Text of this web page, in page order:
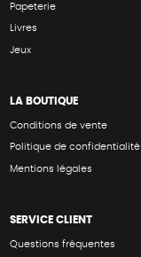
Papeterie
Livres
Jeux
LA BOUTIQUE
Conditions de vente
Politique de confidentialité
Mentions légales
SERVICE CLIENT
Questions fréquentes